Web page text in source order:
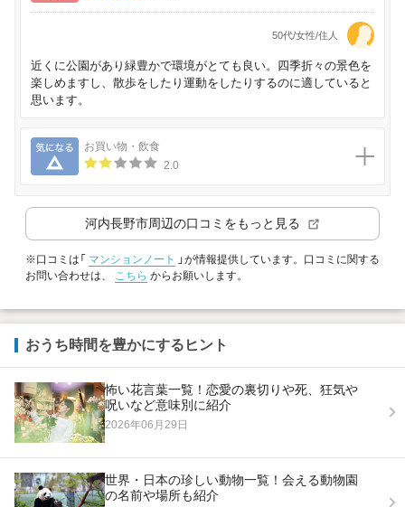
50代/女性/住人
近くに公園があり緑豊かで環境がとても良い。四季折々の景色を
楽しめますし、散歩をしたり運動をしたりするのに適していると
思います。
気になる
お買い物・飲食
2.0
河内長野市周辺の口コミをもっと見る
※口コミは「 マンションノート
」が情報提供しています。口コミに関する
お問い合わせは、 こちら からお願いします。
おうち時間を豊かにするヒント
怖い花言葉一覧！恋愛の裏切りや死、狂気や
呪いなど意味別に紹介
2026年06月29日
世界・日本の珍しい動物一覧！会える動物園
の名前や場所も紹介